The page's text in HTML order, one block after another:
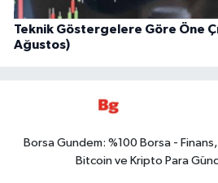
Teknik Göstergelere Göre Öne
Ağustos)
Borsa Gundem: %100 Borsa -
Bitcoin ve Kripto Para